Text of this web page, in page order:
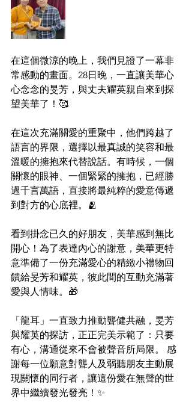
在這個微涼的晚上，我們見證了一幕非
常感動的畫面。28日晚，一直讓美華心
心念念的旻芳，與丈夫耀英親自來到探
望美華了！🥰
在這次充滿關愛的重聚中，他們跨越了
語言的界限，選擇以最真誠的笑容和最
溫暖的擁抱來代替說話。有時候，一個
關懷的眼神、一個緊緊的擁抱，已經勝
過千言萬語，直接將最純粹的愛意傳遞
到對方的心底裡。🫂
看到掛念已久的好朋友，美華感到無比
開心！為了表達內心的謝意，美華更特
意準備了一份充滿愛心的精緻小禮物回
饋給旻芳和耀英，彼此間的互動充滿著
愛與人情味。🎁
「龍耳」一直致力推動聾健共融，旻芳
與耀英的探訪，正正完美示範了：只要
有心，溝通從來不會被聲音所局限。 感
謝每一位願意對聾人及弱聽朋友主動展
現關懷的同行者，讓這份愛在無聲的世
界中繼續發光發亮！✨